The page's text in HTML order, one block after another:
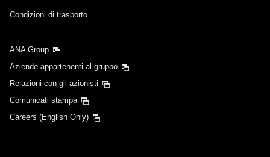
Condizioni di trasporto
ANA Group
Aziende appartenenti al gruppo
Relazioni con gli azionisti
Comunicati stampa
Careers (English Only)